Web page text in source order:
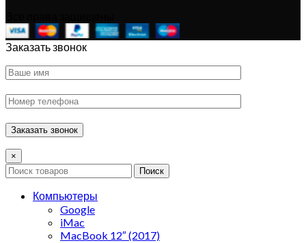
Заказать звонок
×
Поиск
Компьютеры
Google
iMac
MacBook 12″ (2017)